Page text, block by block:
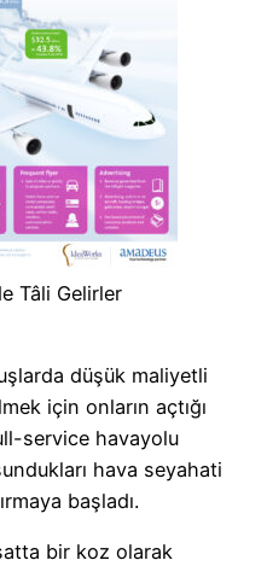
Tâli Gelirler
düşük maliyetli
için onların açtığı
service havayolu
hava seyahati
başladı.
bir koz olarak